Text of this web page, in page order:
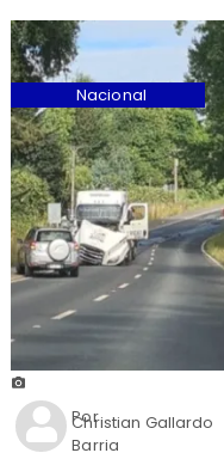
Christian Gallardo
Barria
Nacional
Por